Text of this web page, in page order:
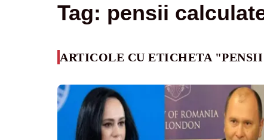
Tag: pensii
ARTICOLE CU ETICHETA